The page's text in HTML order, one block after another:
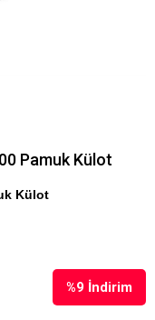
Pamuk Külot
Külot
%9 İndirim